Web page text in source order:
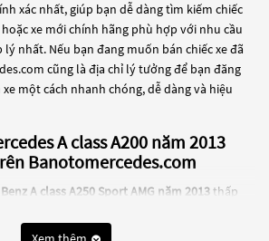
xác nhất, giúp bạn dễ dàng tìm kiếm chiếc
xe mới chính hãng phù hợp với nhu cầu
lý nhất. Nếu bạn đang muốn bán chiếc xe đã
cũng là địa chỉ lý tưởng để bạn đăng
một cách nhanh chóng, dễ dàng và hiệu
A class A200 năm 2013
Banotomercedes.com
A class A250 Sport AMG năm 2013thấp